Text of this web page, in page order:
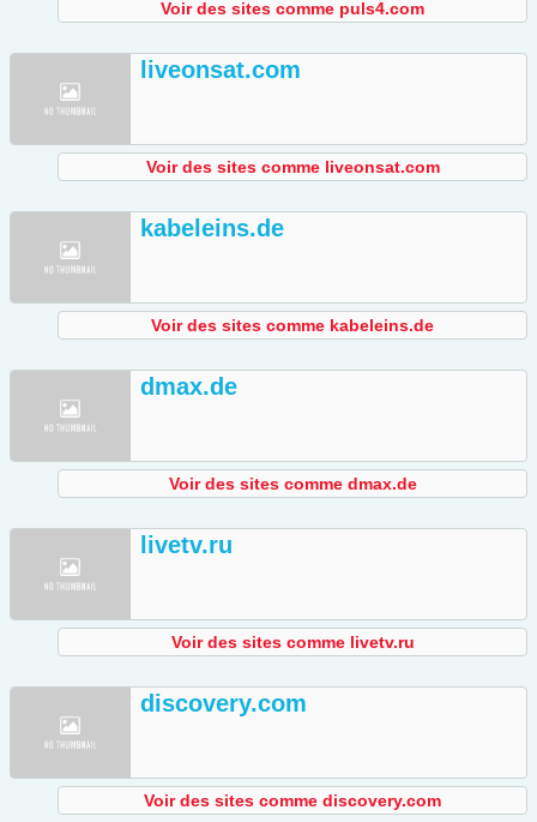
Voir des sites comme puls4.com
liveonsat.com
Voir des sites comme liveonsat.com
kabeleins.de
Voir des sites comme kabeleins.de
dmax.de
Voir des sites comme dmax.de
livetv.ru
Voir des sites comme livetv.ru
discovery.com
Voir des sites comme discovery.com